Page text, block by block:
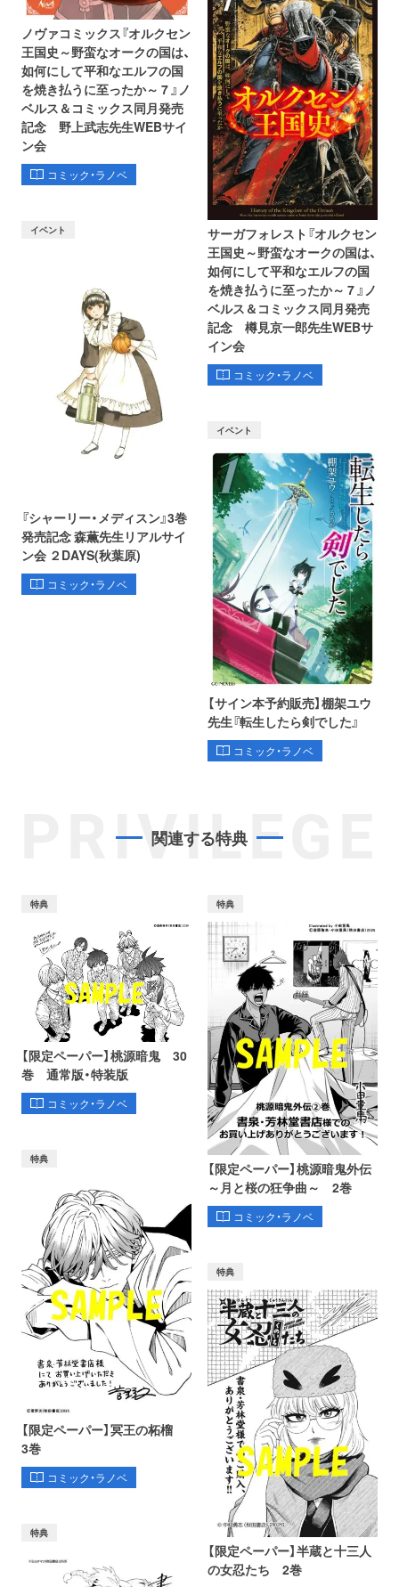
ノヴァコミックス『オルクセン
王国史～野蛮なオークの国は、
如何にして平和なエルフの国
を焼き払うに至ったか～ 7 』ノ
ベルス＆コミックス同月発売
記念 野上武志先生WEBサイ
ン会
コミック・ラノベ
サーガフォレスト『オルクセン
王国史～野蛮なオークの国は、
如何にして平和なエルフの国
を焼き払うに至ったか～ 7 』ノ
ベルス＆コミックス同月発売
記念 樽見京一郎先生WEBサ
イン会
コミック・ラノベ
イベント
『シャーリー・メディスン』3巻
発売記念 森薫先生リアルサイ
ン会 ２DAYS(秋葉原)
コミック・ラノベ
イベント
【サイン本予約販売】棚架ユウ
先生『転生したら剣でした』
コミック・ラノベ
PRIVILEGE
関連する特典
特典
【限定ペーパー】桃源暗鬼 30
巻 通常版・特装版
コミック・ラノベ
特典
【限定ペーパー】桃源暗鬼外伝
～月と桜の狂争曲～ 2巻
コミック・ラノベ
特典
【限定ペーパー】冥王の柘榴
3巻
コミック・ラノベ
特典
【限定ペーパー】半蔵と十三人
の女忍たち 2巻
特典